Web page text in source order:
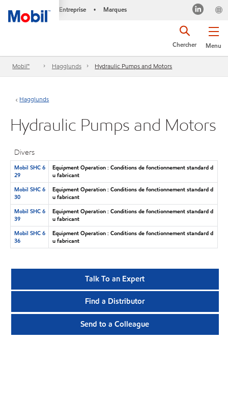
Entreprise • Marques
Menu
Chercher
Mobil™ Hagglunds Hydraulic Pumps and Motors
Hagglunds
Hydraulic Pumps and Motors
Divers
Mobil SHC 6
29
Equipment Operation : Conditions de fonctionnement standard d
u fabricant
Mobil SHC 6
30
Equipment Operation : Conditions de fonctionnement standard d
u fabricant
Mobil SHC 6
39
Equipment Operation : Conditions de fonctionnement standard d
u fabricant
Mobil SHC 6
36
Equipment Operation : Conditions de fonctionnement standard d
u fabricant
Talk To an Expert
Find a Distributor
Send to a Colleague